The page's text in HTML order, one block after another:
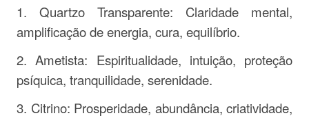
1. Quartzo Transparente: Claridade mental,
amplificação de energia, cura, equilíbrio.
2. Ametista: Espiritualidade, intuição, proteção
psíquica, tranquilidade, serenidade.
3. Citrino: Prosperidade, abundância, criatividade,